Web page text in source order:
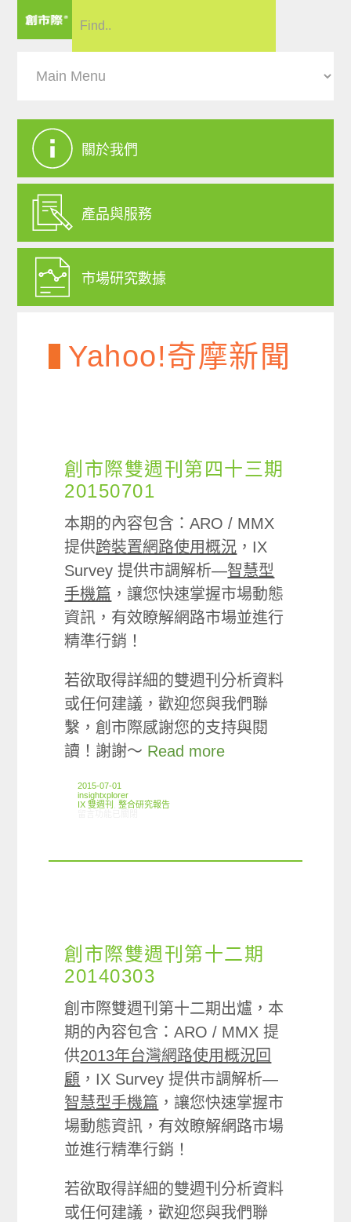
關於我們
產品與服務
市場研究數據
Yahoo!奇摩新聞
創市際雙週刊第四十三期
20150701
本期的內容包含：ARO / MMX
提供跨裝置網路使用概況 ，IX
Survey 提供市調解析—智慧型
手機篇 ，讓您快速掌握市場動態
資訊，有效瞭解網路市場並進行
精準行銷！
若欲取得詳細的雙週刊分析資料
或任何建議，歡迎您與我們聯
繫，創市際感謝您的支持與閱
讀！謝謝～ Read more
2015-07-01
insightxplorer
IX 雙週刊
,整合研究報告
創市際雙週刊第十二期
20140303
創市際雙週刊第十二期出爐，本
期的內容包含：ARO / MMX 提
供2013年台灣網路使用概況回
顧 ，IX Survey 提供市調解析—
智慧型手機篇 ，讓您快速掌握市
場動態資訊，有效瞭解網路市場
並進行精準行銷！
若欲取得詳細的雙週刊分析資料
或任何建議，歡迎您與我們聯